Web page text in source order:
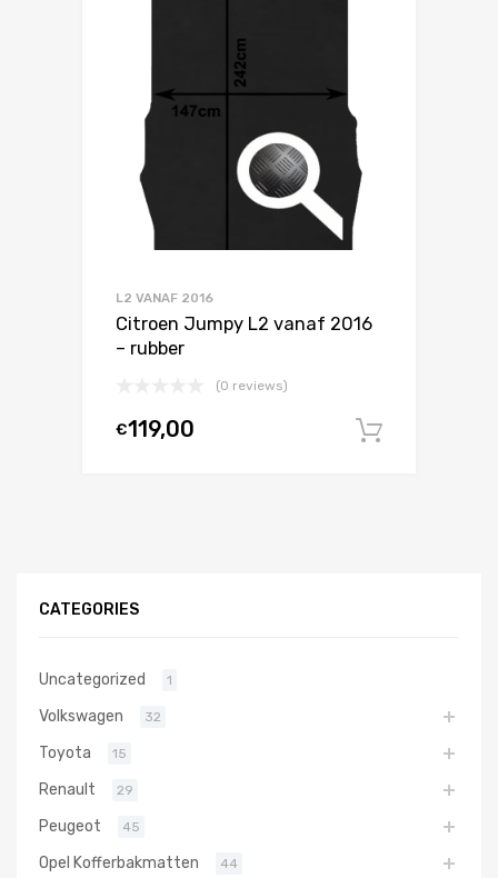
L2 VANAF 2016
Citroen Jumpy L2 vanaf 2016
– rubber
(0 reviews)
€119,00
CATEGORIES
Uncategorized 1
Volkswagen 32
Toyota 15
Renault 29
Peugeot 45
Opel Kofferbakmatten 44